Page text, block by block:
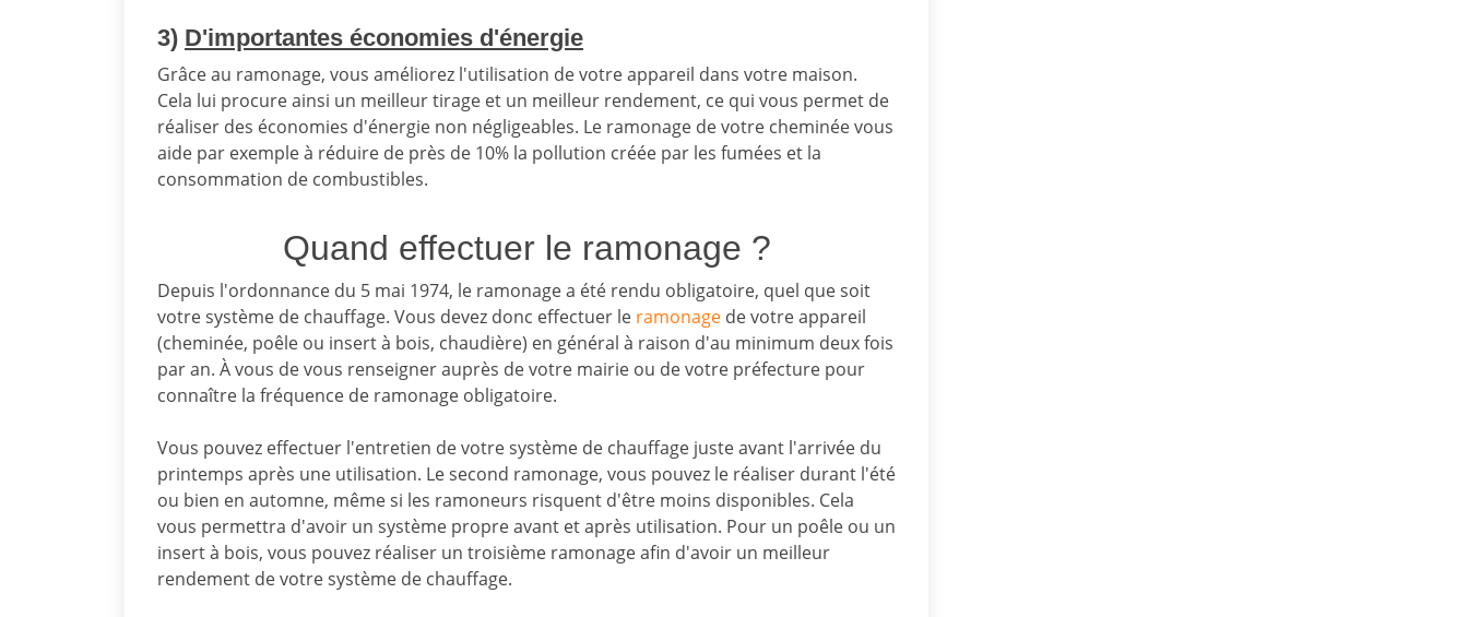
3) D'importantes économies d'énergie
Grâce au ramonage, vous améliorez l'utilisation de votre appareil dans votre maison.
Cela lui procure ainsi un meilleur tirage et un meilleur rendement, ce qui vous permet de
réaliser des économies d'énergie non négligeables. Le ramonage de votre cheminée vous
aide par exemple à réduire de près de 10% la pollution créée par les fumées et la
consommation de combustibles.
Quand effectuer le ramonage ?
Depuis l'ordonnance du 5 mai 1974, le ramonage a été rendu obligatoire, quel que soit
votre système de chauffage. Vous devez donc effectuer le ramonage de votre appareil
(cheminée, poêle ou insert à bois, chaudière) en général à raison d'au minimum deux fois
par an. À vous de vous renseigner auprès de votre mairie ou de votre préfecture pour
connaître la fréquence de ramonage obligatoire.
Vous pouvez effectuer l'entretien de votre système de chauffage juste avant l'arrivée du
printemps après une utilisation. Le second ramonage, vous pouvez le réaliser durant l'été
ou bien en automne, même si les ramoneurs risquent d'être moins disponibles. Cela
vous permettra d'avoir un système propre avant et après utilisation. Pour un poêle ou un
insert à bois, vous pouvez réaliser un troisième ramonage afin d'avoir un meilleur
rendement de votre système de chauffage.